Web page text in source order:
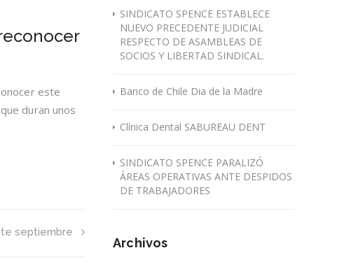
este
duran unos
septiembre
SINDICATO SPENCE ESTABLECE
NUEVO PRECEDENTE JUDICIAL
RESPECTO DE ASAMBLEAS DE
SOCIOS Y LIBERTAD SINDICAL.
Banco de Chile Dia de la Madre
Clínica Dental SABUREAU DENT
SINDICATO SPENCE PARALIZÓ
ÁREAS OPERATIVAS ANTE DESPIDOS
DE TRABAJADORES
Archivos